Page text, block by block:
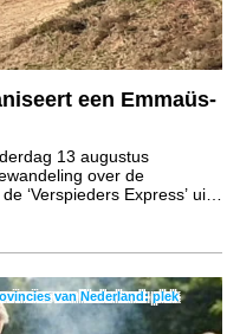
een Emmaüs-
13 augustus
over de
‘Verspieders Express’ uit
van Nederland: plek